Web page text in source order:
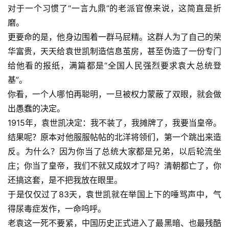
对于一个习惯了“一言九鼎”的老派官僚来说，这简直是折
磨。
更要命的是，他身边围着一群马屁精。这群人为了自己的荣
华富贵，天天给袁世凯制造信息茧房，甚至伪造了一份专门
给他看的报纸，满篇都是“全国人民强烈要求袁大总统登
基”。
你看，一个人哪怕再聪明，一旦被权力蒙蔽了双眼，就会做
出愚蠢的决定。
1915年，袁世凯决定：我不装了，我摊牌了，我要当皇帝。
结果呢？原本对他服服帖帖的北洋将领们，第一个跳出来造
反。为什么？因为你当了总统大家都是兄弟，以后轮流坐
庄；你当了皇帝，我们不就又成奴才了吗？清朝都亡了，你
还搞这套，是不把我放在眼里。
于是仅仅过了83天，袁世凯就在举国上下的唾骂声中，气
得尿毒症发作，一命呜呼。
老袁这一死不要紧，中国历史正式进入了最黑暗、也最残酷